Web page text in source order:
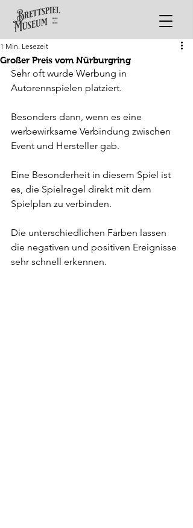
Großer Preis vom Nürburgring
1 Min. Lesezeit
Sehr oft wurde Werbung in
Autorennspielen platziert.
Besonders dann, wenn es eine
werbewirksame Verbindung zwischen
Event und Hersteller gab.
Eine Besonderheit in diesem Spiel ist
es, die Spielregel direkt mit dem
Spielplan zu verbinden.
Die unterschiedlichen Farben lassen
die negativen und positiven Ereignisse
sehr schnell erkennen.